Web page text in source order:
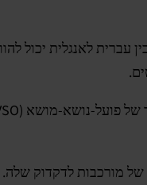
בין עברית לאנגלית
של מורכבות לדקדוק